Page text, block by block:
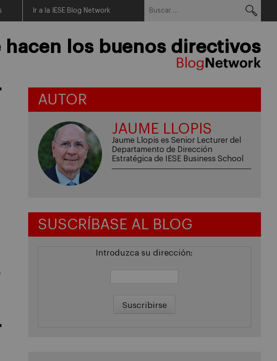
Ir a la IESE Blog Network
hacen los buenos directivos
AUTOR
JAUME LLOPIS
Jaume Llopis es Senior Lecturer del
Departamento de Dirección
Estratégica de IESE Business School
SUSCRÍBASE AL BLOG
Introduzca su dirección: